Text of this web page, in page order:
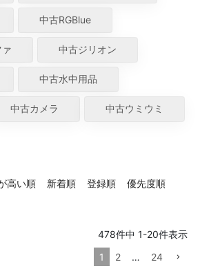
中古RGBlue
中古ジリオン
中古水中用品
中古カメラ 中古ウミウミ
高い順 新着順 登録順
優先度順
478件中 1-20件表示
1
2 … 24